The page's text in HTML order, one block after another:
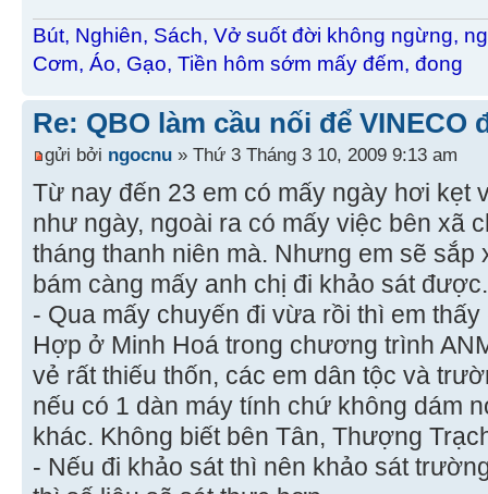
Bút, Nghiên, Sách, Vở suốt đời không ngừng,
Cơm, Áo, Gạo, Tiền hôm sớm mấy đếm, đong
Re: QBO làm cầu nối để VINECO
gửi bởi ngocnu » Thứ 3 Tháng 3 10, 2009 9:13 am
Từ nay đến 23 em có mấy ngày hơi kẹt
như ngày, ngoài ra có mấy việc bên xã
tháng thanh niên mà. Nhưng em sẽ
bám càng mấy anh chị đi khảo sát được.
- Qua mấy chuyến đi vừa rồi thì em
Hợp ở Minh Hoá trong chương trình
vẻ rất thiếu thốn, các em dân tộc và
nếu có 1 dàn máy tính chứ không dám
khác. Không biết bên Tân, Thượng
- Nếu đi khảo sát thì nên khảo sát